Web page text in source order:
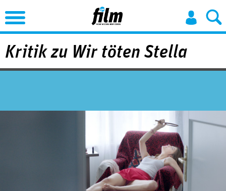
Jump to Navigation
Kritik zu Wir töten Stella